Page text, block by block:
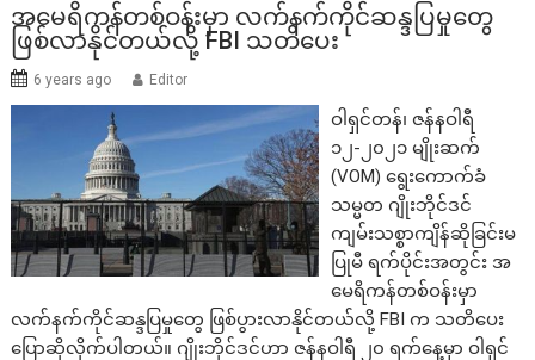
အမေရိကန်တစ်ဝန်းမှာ လက်နက်ကိုင်ဆန္ဒပြမှုတွေ
ဖြစ်လာနိုင်တယ်လို့ FBI သတိပေး
6 years ago Editor
ဝါရှင်တန်၊ ဇန်နဝါရီ
၁၂-၂၀၂၁ မျိုးဆက်
(VOM) ရွေးကောက်ခံ
သမ္မတ ဂျိုးဘိုင်ဒင်
ကျမ်းသစ္စာကျိန်ဆိုခြင်းမ
ပြုမီ ရက်ပိုင်းအတွင်း အ
မေရိကန်တစ်ဝန်းမှာ
လက်နက်ကိုင်ဆန္ဒပြမှုတွေ ဖြစ်ပွားလာနိုင်တယ်လို့ FBI က သတိပေး
ပြောဆိုလိုက်ပါတယ်။ ဂျိုးဘိုင်ဒင်ဟာ ဇန်နဝါရီ ၂၀ ရက်နေ့မှာ ဝါရှင်